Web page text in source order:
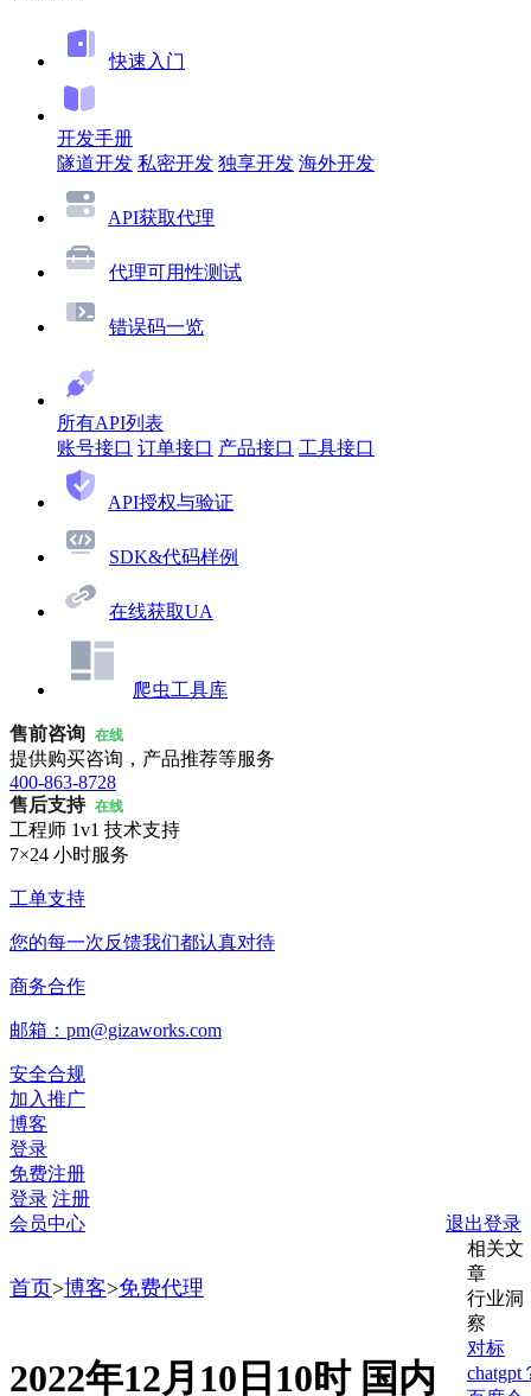
快速入门
开发手册
隧道开发 私密开发 独享开发 海外开发
API获取代理
代理可用性测试
错误码一览
所有API列表
账号接口 订单接口 产品接口 工具接口
API授权与验证
SDK&代码样例
在线获取UA
爬虫工具库
售前咨询 在线
提供购买咨询，产品推荐等服务
400-863-8728
售后支持 在线
工程师 1v1 技术支持
7×24 小时服务
工单支持
您的每一次反馈我们都认真对待
商务合作
邮箱：pm@gizaworks.com
安全合规
加入推广
博客
登录
免费注册
登录 注册
会员中心
退出登录
首页>博客>免费代理
2022年12月10日10时 国内
相关文
章
行业洞
察
对标
chatgpt